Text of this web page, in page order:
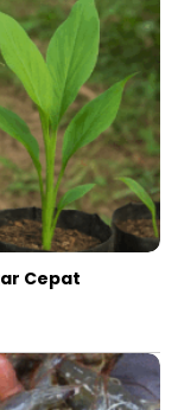
Cepat